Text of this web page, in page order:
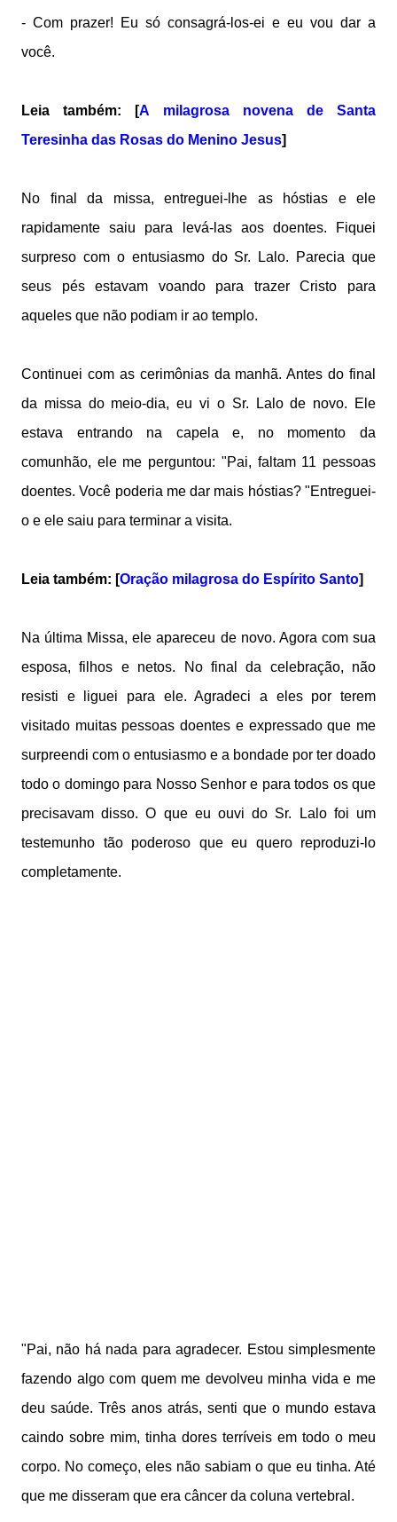
- Com prazer! Eu só consagrá-los-ei e eu vou dar a
você.
Leia também: [A milagrosa novena de Santa
Teresinha das Rosas do Menino Jesus]
No final da missa, entreguei-lhe as hóstias e ele
rapidamente saiu para levá-las aos doentes. Fiquei
surpreso com o entusiasmo do Sr. Lalo. Parecia que
seus pés estavam voando para trazer Cristo para
aqueles que não podiam ir ao templo.
Continuei com as cerimônias da manhã. Antes do final
da missa do meio-dia, eu vi o Sr. Lalo de novo. Ele
estava entrando na capela e, no momento da
comunhão, ele me perguntou: "Pai, faltam 11 pessoas
doentes. Você poderia me dar mais hóstias? "Entreguei-
o e ele saiu para terminar a visita.
Leia também: [Oração milagrosa do Espírito Santo]
Na última Missa, ele apareceu de novo. Agora com sua
esposa, filhos e netos. No final da celebração, não
resisti e liguei para ele. Agradeci a eles por terem
visitado muitas pessoas doentes e expressado que me
surpreendi com o entusiasmo e a bondade por ter doado
todo o domingo para Nosso Senhor e para todos os que
precisavam disso. O que eu ouvi do Sr. Lalo foi um
testemunho tão poderoso que eu quero reproduzi-lo
completamente.
"Pai, não há nada para agradecer. Estou simplesmente
fazendo algo com quem me devolveu minha vida e me
deu saúde. Três anos atrás, senti que o mundo estava
caindo sobre mim, tinha dores terríveis em todo o meu
corpo. No começo, eles não sabiam o que eu tinha. Até
que me disseram que era câncer da coluna vertebral.